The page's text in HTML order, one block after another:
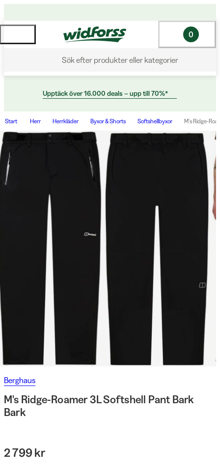
Sök efter produkter eller kategorier
0
Upptäck över 16.000 deals – upp till 70%*
Start Herr Herrkläder Byxor & Shorts Softshellbyxor M's Ridge-
Berghaus
M's Ridge-Roamer 3L Softshell Pant Bark
Bark
2 799 kr